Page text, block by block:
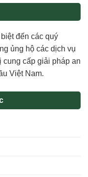
đến các quý
ủng hộ các dịch vụ
cấp giải pháp an
Việt Nam.